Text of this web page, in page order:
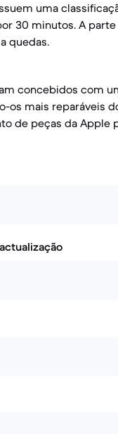
uma
30 minutos. A
quedas.
concebidos com
os mais reparáveis
de peças da